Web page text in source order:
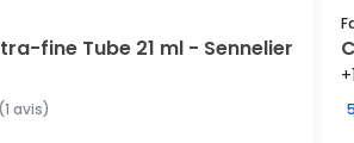
fine Tube 21 ml - Sennelier
(1 avis)